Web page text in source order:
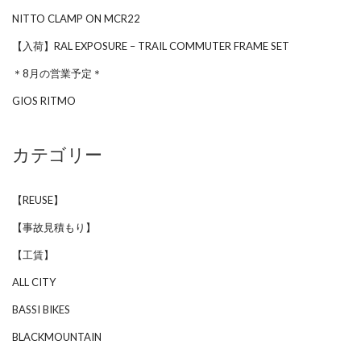
NITTO CLAMP ON MCR22
【入荷】RAL EXPOSURE – TRAIL COMMUTER FRAME SET
＊8月の営業予定＊
GIOS RITMO
カテゴリー
【REUSE】
【事故見積もり】
【工賃】
ALL CITY
BASSI BIKES
BLACKMOUNTAIN